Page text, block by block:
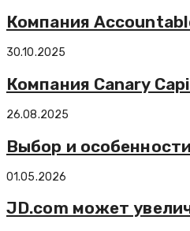
Компания
30.10.2025
Компания Canary
26.08.2025
Выбор и
01.05.2026
JD.com может